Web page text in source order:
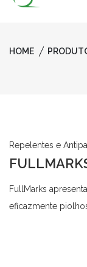
HOME
Repelentes e
FullMarks
eficazmente